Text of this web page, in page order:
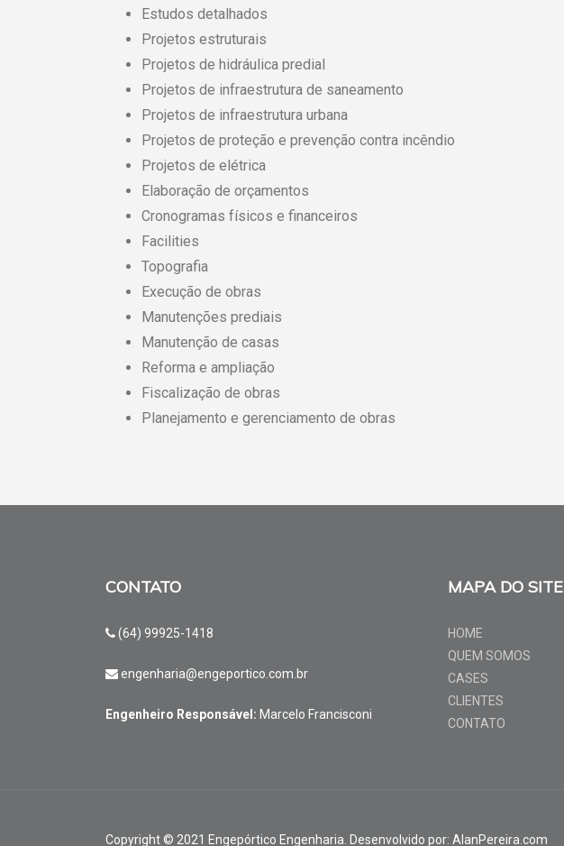
Estudos detalhados
Projetos estruturais
Projetos de hidráulica predial
Projetos de infraestrutura de saneamento
Projetos de infraestrutura urbana
Projetos de proteção e prevenção contra incêndio
Projetos de elétrica
Elaboração de orçamentos
Cronogramas físicos e financeiros
Facilities
Topografia
Execução de obras
Manutenções prediais
Manutenção de casas
Reforma e ampliação
Fiscalização de obras
Planejamento e gerenciamento de obras
CONTATO
(64) 99925-1418
engenharia@engeportico.com.br
Engenheiro Responsável: Marcelo Francisconi
MAPA DO SITE
HOME
QUEM SOMOS
CASES
CLIENTES
CONTATO
Copyright © 2021 Engepórtico Engenharia. Desenvolvido por: AlanPereira.com